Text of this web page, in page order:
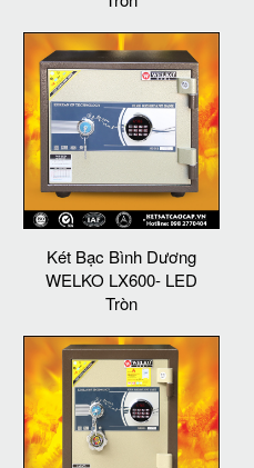
Két Bạc Bình Dương
WELKO LX600- LED
Tròn